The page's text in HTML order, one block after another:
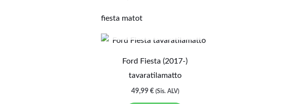
fiesta matot
Ford Fiesta (2017-)
tavaratilamatto
49,99 € (Sis. ALV)